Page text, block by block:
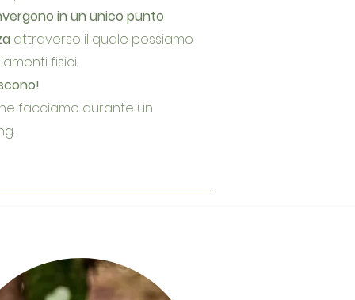
in un unico punto
attraverso il quale possiamo
fisici.
facciamo durante un